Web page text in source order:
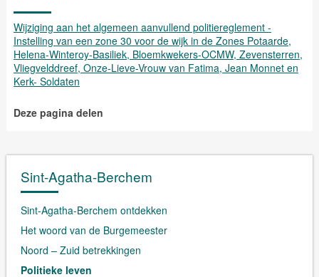
Wijziging aan het algemeen aanvullend politiereglement -
Instelling van een zone 30 voor de wijk in de Zones Potaarde,
Helena-Winteroy-Basiliek, Bloemkwekers-OCMW, Zevensterren,
Vliegvelddreef, Onze-Lieve-Vrouw van Fatima, Jean Monnet en
Kerk- Soldaten
Deze pagina delen
Sint-Agatha-Berchem
Sint-Agatha-Berchem ontdekken
Het woord van de Burgemeester
Noord – Zuid betrekkingen
Politieke leven